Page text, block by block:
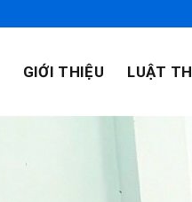
GIỚI THIỆU LUẬT